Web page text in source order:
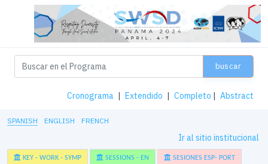
buscar
Cronograma | Extendido | Completo | Abstract
SPANISH ENGLISH FRENCH
Ir al sitio institucional
KEY - WORK - SYMP SESSIONS - EN SESIONES ESP- PORT